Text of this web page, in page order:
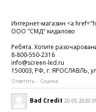
Интернет-магазин <a
ООО "СМД" кидалово
Ребята. Хотите
8-800-550-2316
info@screen-led.ru
150003, РФ, г. ЯРОСЛАВЛЬ,
Ответить Ссылка
Bad Credit 20.05.2020